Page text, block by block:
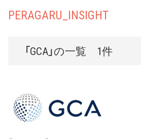
PERAGARU_INSIGHT
「GCA」の一覧 1件